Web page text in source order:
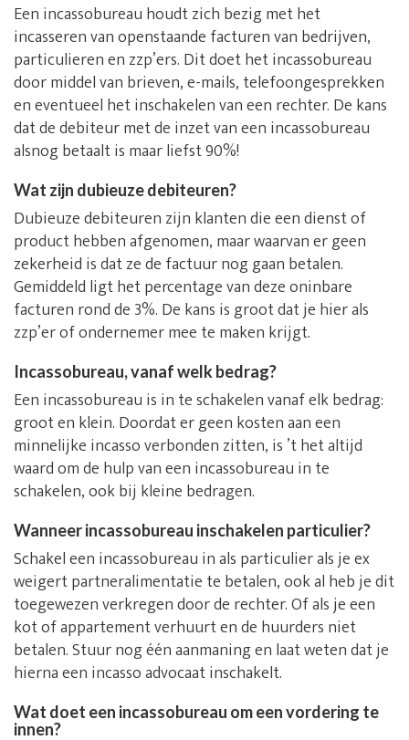
Een incassobureau houdt zich bezig met het
incasseren van openstaande facturen van bedrijven,
particulieren en zzp’ers. Dit doet het incassobureau
door middel van brieven, e-mails, telefoongesprekken
en eventueel het inschakelen van een rechter. De kans
dat de debiteur met de inzet van een incassobureau
alsnog betaalt is maar liefst 90%!
Wat zijn dubieuze debiteuren?
Dubieuze debiteuren zijn klanten die een dienst of
product hebben afgenomen, maar waarvan er geen
zekerheid is dat ze de factuur nog gaan betalen.
Gemiddeld ligt het percentage van deze oninbare
facturen rond de 3%. De kans is groot dat je hier als
zzp’er of ondernemer mee te maken krijgt.
Incassobureau, vanaf welk bedrag?
Een incassobureau is in te schakelen vanaf elk bedrag:
groot en klein. Doordat er geen kosten aan een
minnelijke incasso verbonden zitten, is ’t het altijd
waard om de hulp van een incassobureau in te
schakelen, ook bij kleine bedragen.
Wanneer incassobureau inschakelen particulier?
Schakel een incassobureau in als particulier als je ex
weigert partneralimentatie te betalen, ook al heb je dit
toegewezen verkregen door de rechter. Of als je een
kot of appartement verhuurt en de huurders niet
betalen. Stuur nog één aanmaning en laat weten dat je
hierna een incasso advocaat inschakelt.
Wat doet een incassobureau om een vordering te
innen?